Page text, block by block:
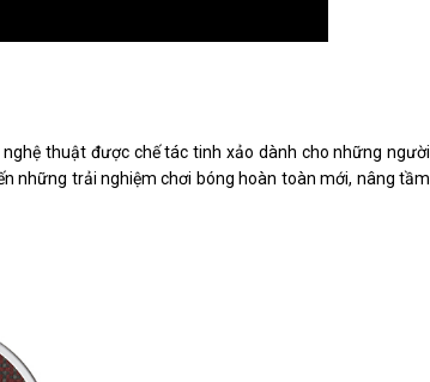
thuật được chế tác tinh xảo dành cho những người
những trải nghiệm chơi bóng hoàn toàn mới, nâng tầm